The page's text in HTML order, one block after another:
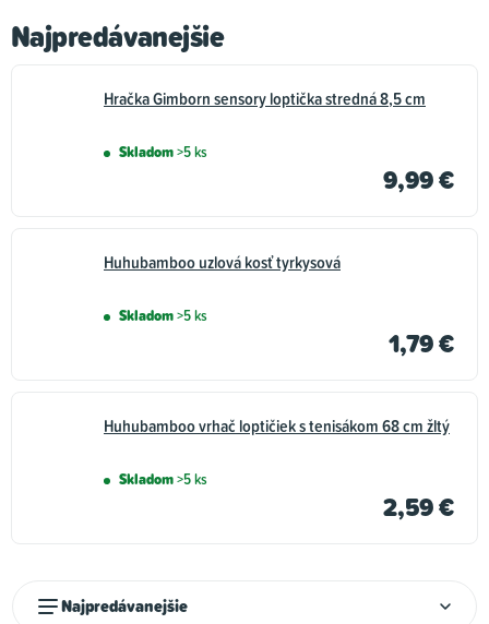
Najpredávanejšie
Hračka Gimborn sensory loptička stredná 8,5 cm
Skladom>5 ks
9,99 €
Huhubamboo uzlová kosť tyrkysová
Skladom>5 ks
1,79 €
Huhubamboo vrhač loptičiek s tenisákom 68 cm žltý
Skladom>5 ks
2,59 €
Najpredávanejšie